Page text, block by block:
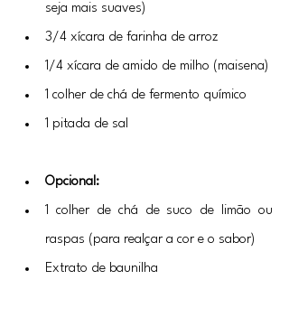
seja mais suaves)
3/4 xícara de farinha de arroz
1/4 xícara de amido de milho (maisena)
1 colher de chá de fermento químico
1 pitada de sal
Opcional:
1 colher de chá de suco de limão ou
raspas (para realçar a cor e o sabor)
Extrato de baunilha